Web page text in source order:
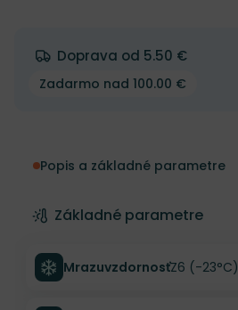
Doprava od 5.50 €
Zadarmo nad 100.00 €
Popis a základné parametre
Základné parametre
MrazuvzdornosťZ6 (-23°C)